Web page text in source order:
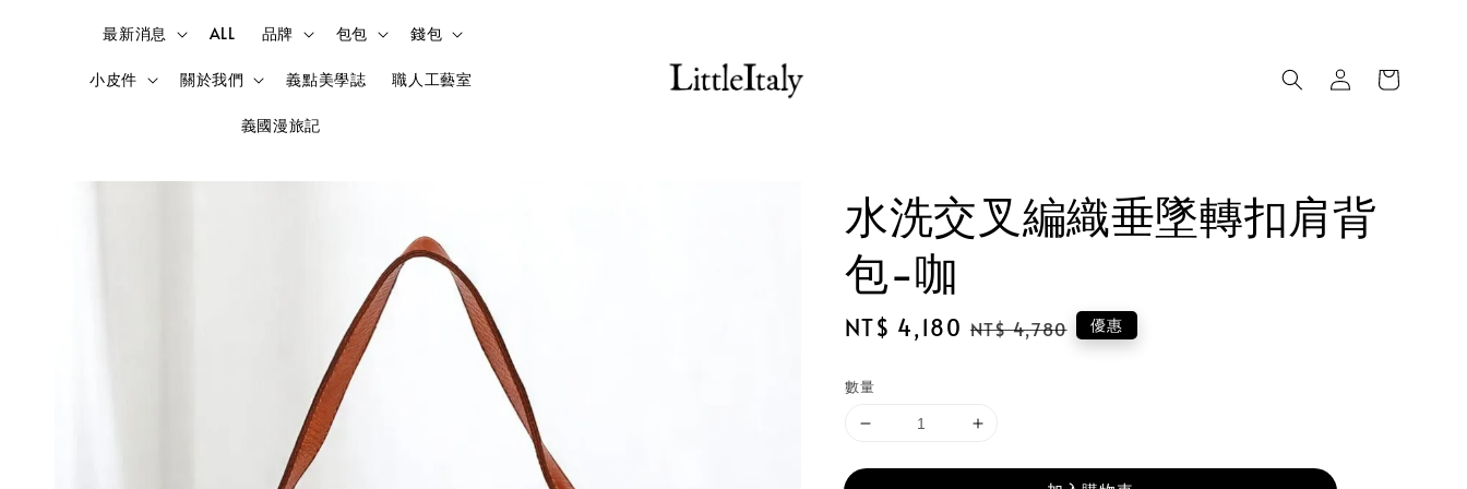
最新消息 ALL 品牌 包包 錢包
小皮件 關於我們 義點美學誌 職人工藝室
義國漫旅記
水洗交叉編織垂墜轉扣肩背
包-咖
Sale
NT$ 4,180 Regular
NT$ 4,780 優惠
數量